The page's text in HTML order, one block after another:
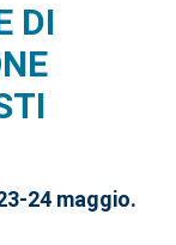
DI
24 maggio.